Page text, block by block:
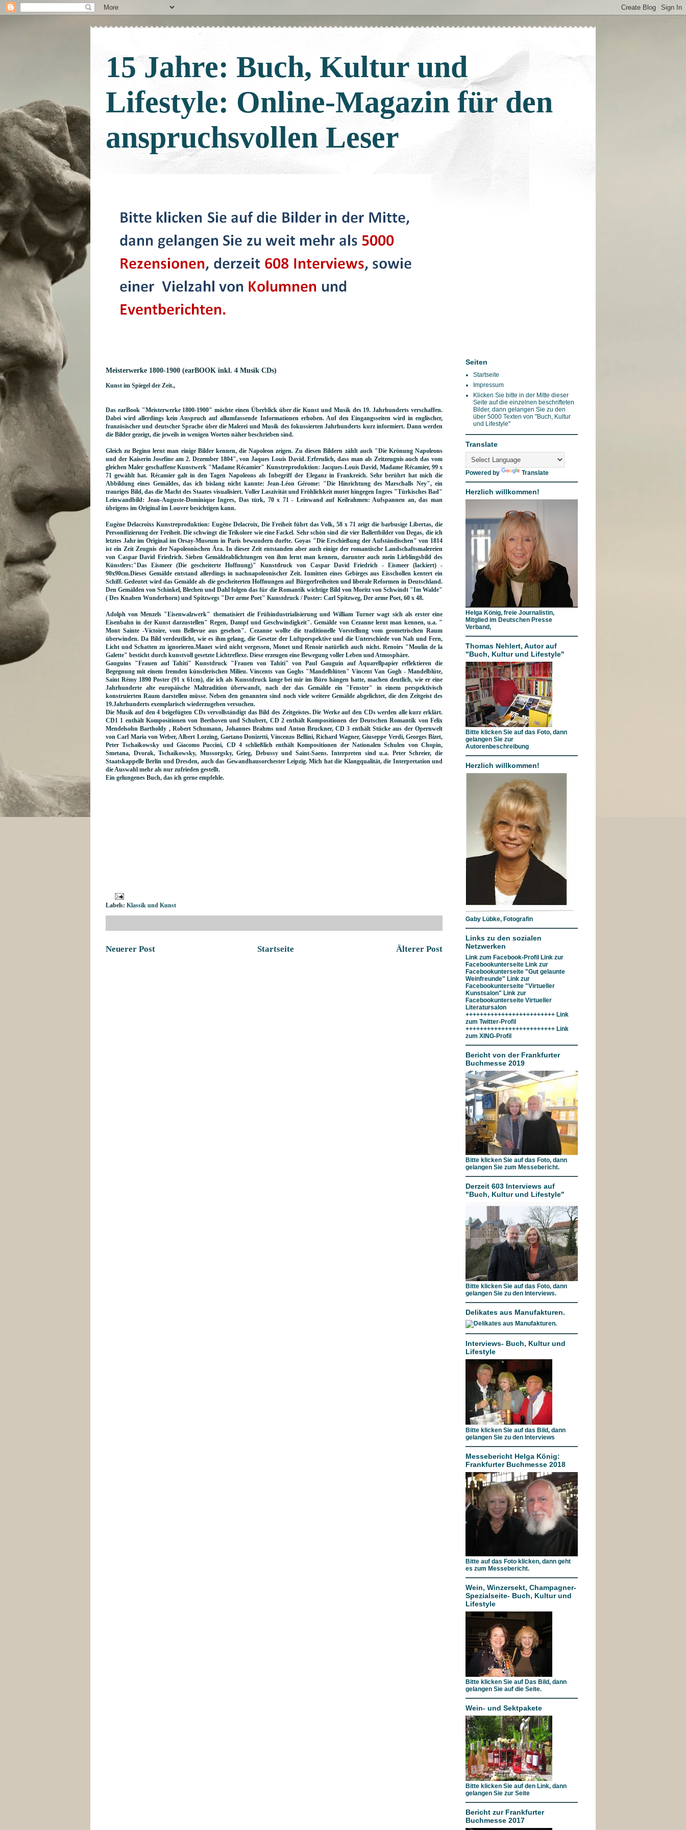
15 Jahre: Buch, Kultur und
Lifestyle: Online-Magazin für den
anspruchsvollen Leser
Meisterwerke 1800-1900 (earBOOK inkl. 4 Musik CDs)
Kunst im Spiegel der Zeit.,
Das earBook "Meisterwerke 1800-1900" möchte einen Überblick über die Kunst und Musik des 19. Jahrhunderts verschaffen.
Dabei wird allerdings kein Anspruch auf allumfassende Informationen erhoben. Auf den Eingangsseiten wird in englischer,
französischer und deutscher Sprache über die Malerei und Musik des fokussierten Jahrhunderts kurz informiert. Dann werden
die Bilder gezeigt, die jeweils in wenigen Worten näher beschrieben sind.
Gleich zu Beginn lernt man einige Bilder kennen, die Napoleon zeigen. Zu diesen Bildern zählt auch "Die Krönung Napoleons
und der Kaiserin Josefine am 2. Dezember 1804", von Jaques Louis David. Erfreulich, dass man als Zeitzeugnis auch das vom
gleichen Maler geschaffene Kunstwerk "Madame Récamier" Kunstreproduktion: Jacques-Louis David, Madame Récamier, 99 x
71 gewählt hat. Récamier galt in den Tagen Napoleons als Inbegriff der Eleganz in Frankreich. Sehr berührt hat mich die
Abbildung eines Gemäldes, das ich bislang nicht kannte: Jean-Léon Gérome: "Die Hinrichtung des Marschalls Ney", ein
trauriges Bild, das die Macht des Staates visualisiert. Voller Laszivität und Fröhlichkeit mutet hingegen Ingres "Türkisches Bad"
Leinwandbild: Jean-Auguste-Dominique Ingres, Das türk, 70 x 71 - Leinwand auf Keilrahmen: Aufspannen an, das man
übrigens im Original im Louvre besichtigen kann.
Eugène Delacroixs Kunstreproduktion: Eugène Delacroix, Die Freiheit führt das Volk, 58 x 71 zeigt die barbusige Libertas, die
Personifizierung der Freiheit. Die schwingt die Trikolore wie eine Fackel. Sehr schön sind die vier Ballettbilder von Degas, die ich
letztes Jahr im Original im Orsay-Museum in Paris bewundern durfte. Goyas "Die Erschießung der Aufständischen" von 1814
ist ein Zeit Zeugnis der Napoleonischen Ära. In dieser Zeit entstanden aber auch einige der romantische Landschaftsmalereien
von Caspar David Friedrich. Sieben Gemäldeablichtungen von ihm lernt man kennen, darunter auch mein Lieblingsbild des
Künstlers:"Das Eismeer (Die gescheiterte Hoffnung)" Kunstdruck von Caspar David Friedrich - Eismeer (lackiert) -
90x90cm.Dieses Gemälde entstand allerdings in nachnapoleonischer Zeit. Inmitten eines Gebirges aus Eisschollen kentert ein
Schiff. Gedeutet wird das Gemälde als die gescheiterten Hoffnungen auf Bürgerfreiheiten und liberale Reformen in Deutschland.
Den Gemälden von Schinkel, Blechen und Dahl folgen das für die Romantik wichtige Bild von Moritz von Schwindt "Im Walde"
( Des Knaben Wunderhorn) und Spitzwegs "Der arme Poet" Kunstdruck / Poster: Carl Spitzweg, Der arme Poet, 60 x 48.
Adolph von Menzels "Eisenwalzwerk" thematisiert die Frühindustrialisierung und William Turner wagt sich als erster eine
Eisenbahn in der Kunst darzustellen" Regen, Dampf und Geschwindigkeit". Gemälde von Cezanne lernt man kennen, u.a. "
Mont Sainte -Victoire, vom Bellevue aus gesehen". Cezanne wollte die traditionelle Vorstellung vom geometrischen Raum
überwinden. Da Bild verdeutlicht, wie es ihm gelang, die Gesetze der Luftperspektive und die Unterschiede von Nah und Fern,
Licht und Schatten zu ignorieren.Manet wird nicht vergessen, Monet und Renoir natürlich auch nicht. Renoirs "Moulin de la
Galette" besticht durch kunstvoll gesetzte Lichtreflexe. Diese erzeugen eine Bewegung voller Leben und Atmosphäre.
Gauguins "Frauen auf Tahiti" Kunstdruck "Frauen von Tahiti" von Paul Gauguin auf Aquarellpapier reflektieren die
Begegnung mit einem fremden künstlerischen Milieu. Vincents van Goghs "Mandelblüten" Vincent Van Gogh - Mandelblüte,
Saint Rémy 1890 Poster (91 x 61cm), die ich als Kunstdruck lange bei mir im Büro hängen hatte, machen deutlich, wie er eine
Jahrhunderte alte europäische Maltradition überwandt, nach der das Gemälde ein "Fenster" in einem perspektivisch
konstruierten Raum darstellen müsse. Neben den genannten sind noch viele weitere Gemälde abgelichtet, die den Zeitgeist des
19.Jahrhunderts exemplarisch wiederzugeben versuchen.
Die Musik auf den 4 beigefügten CDs vervollständigt das Bild des Zeitgeistes. Die Werke auf den CDs werden alle kurz erklärt.
CD1 1 enthält Kompositionen von Beethoven und Schubert, CD 2 enthält Kompositionen der Deutschen Romantik von Felix
Mendelsohn Bartholdy , Robert Schumann, Johannes Brahms und Anton Bruckner, CD 3 enthält Stücke aus der Opernwelt
von Carl Maria von Weber, Albert Lorzing, Gaetano Donizetti, Vincenzo Bellini, Richard Wagner, Giuseppe Verdi, Georges Bizet,
Peter Tschaikowsky und Giacomo Puccini, CD 4 schließlich enthält Kompositionen der Nationalen Schulen von Chopin,
Smetana, Dvorak, Tschaikowsky, Mussorgsky, Grieg, Debussy und Saint-Saens. Interpreten sind u.a. Peter Schreier, die
Staatskappelle Berlin und Dresden, auch das Gewandhausorchester Leipzig. Mich hat die Klangqualität, die Interpretation und
die Auswahl mehr als nur zufrieden gestellt.
Ein gelungenes Buch, das ich gerne empfehle.
Labels: Klassik und Kunst
Neuerer Post Älterer Post
Startseite
Seiten
Startseite
Impressum
Klicken Sie bitte in der Mitte dieser
Seite auf die einzelnen beschrifteten
Bilder, dann gelangen Sie zu den
über 5000 Texten von "Buch, Kultur
und Lifestyle"
Translate
Powered by Translate
Herzlich willkommen!
Helga König, freie Journalistin,
Mitglied im Deutschen Presse
Verband,
Thomas Nehlert, Autor auf
"Buch, Kultur und Lifestyle"
Bitte klicken Sie auf das Foto, dann
gelangen Sie zur
Autorenbeschreibung
Herzlich willkommen!
Gaby Lübke, Fotografin
Links zu den sozialen
Netzwerken
Link zum Facebook-Profil Link zur
Facebookunterseite Link zur
Facebookunterseite "Gut gelaunte
Weinfreunde" Link zur
Facebookunterseite "Virtueller
Kunstsalon" Link zur
Facebookunterseite Virtueller
Literatursalon
+++++++++++++++++++++++++ Link
zum Twitter-Profil
+++++++++++++++++++++++++ Link
zum XING-Profil
Bericht von der Frankfurter
Buchmesse 2019
Bitte klicken Sie auf das Foto, dann
gelangen Sie zum Messebericht.
Derzeit 603 Interviews auf
"Buch, Kultur und Lifestyle"
Bitte klicken Sie auf das Foto, dann
gelangen Sie zu den Interviews.
Delikates aus Manufakturen.
Interviews- Buch, Kultur und
Lifestyle
Bitte klicken Sie auf das Bild, dann
gelangen Sie zu den Interviews
Messebericht Helga König:
Frankfurter Buchmesse 2018
Bitte auf das Foto klicken, dann geht
es zum Messebericht.
Wein, Winzersekt, Champagner-
Spezialseite- Buch, Kultur und
Lifestyle
Bitte klicken Sie auf Das Bild, dann
gelangen Sie auf die Seite.
Wein- und Sektpakete
Bitte klicken Sie auf den Link, dann
gelangen Sie zur Seite
Bericht zur Frankfurter
Buchmesse 2017